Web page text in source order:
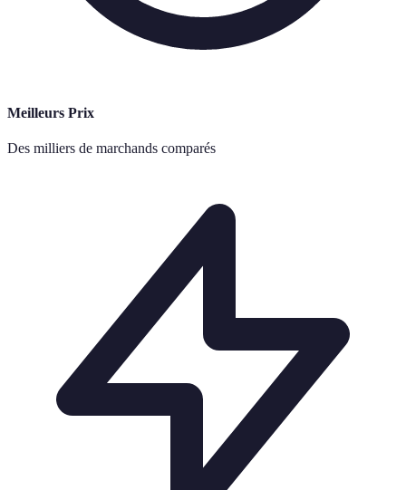
Meilleurs Prix
Des milliers de marchands comparés